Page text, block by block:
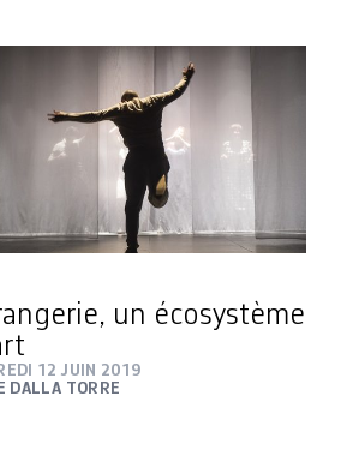
un écosystème
12 JUIN 2019
DALLA TORRE